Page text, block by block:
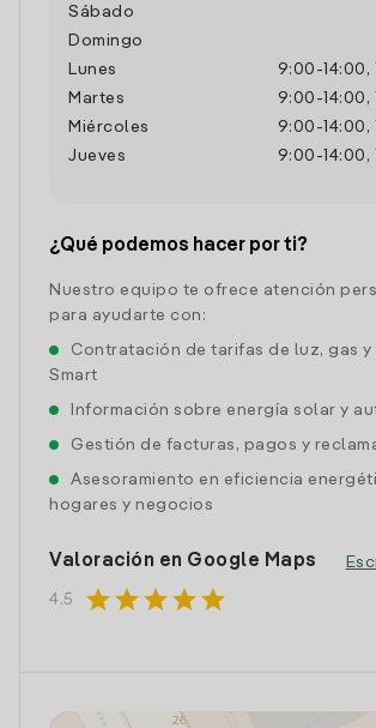
Sábado
Domingo
Lunes
9:00 - 14:00 ,
Martes
9:00 - 14:00 ,
Miércoles
9:00 - 14:00 ,
Jueves
9:00 - 14:00 ,
¿Qué podemos hacer por ti?
Nuestro equipo te ofrece atención
para ayudarte con:
Contratación de tarifas de luz, gas
Smart
Información sobre energía solar y
Gestión de facturas, pagos y
Asesoramiento en eficiencia
hogares y negocios
Valoración en Google Maps
4.5 starstarstarstarstar